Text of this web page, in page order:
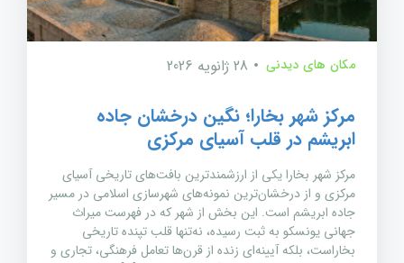
مکان های دیدنی 28 ژانویه 2026
مرکز شهر بخارا؛ نگین درخشان جاده
ابریشم در قلب آسیای مرکزی
مرکز شهر بخارا یکی از ارزشمندترین بافت‌های تاریخی آسیای
مرکزی و از درخشان‌ترین نمونه‌های شهرسازی اسلامی در مسیر
جاده ابریشم است. این بخش از شهر که در فهرست میراث
جهانی یونسکو به ثبت رسیده، نه‌تنها قلب تپنده تاریخی
بخاراست، بلکه آیینه‌ای زنده از قرن‌ها تعامل فرهنگی، تجاری و